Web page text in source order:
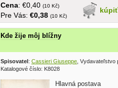
kúpiť
Cena: €0,40 (10 Kč)
Pre Vás: €0,38 (10 Kč)
Kde žije môj blížny
Spisovatel : Cassieri Giuseppe ,
Katalogové číslo: K8028
Hlavná postava